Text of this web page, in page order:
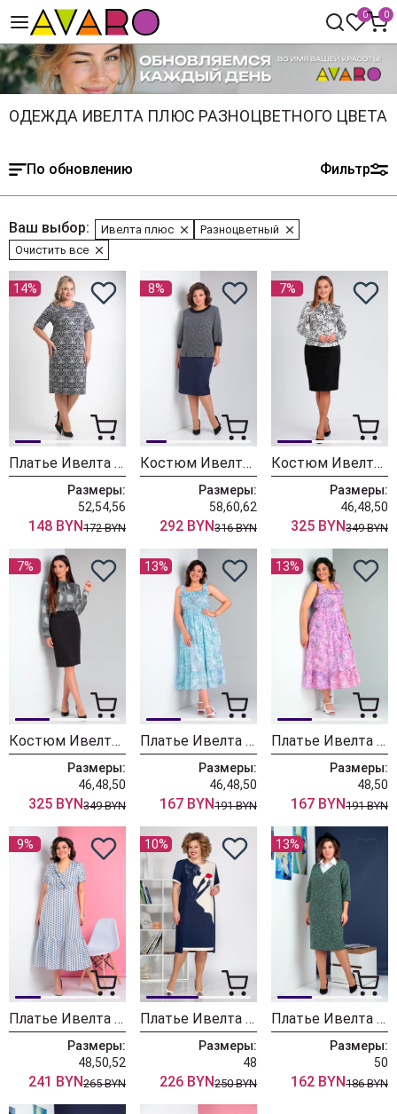
0 0
ОДЕЖДА ИВЕЛТА ПЛЮС РАЗНОЦВЕТНОГО ЦВЕТА
По обновлению Фильтр
Ваш выбор: Ивелта плюс
Разноцветный
Очистить все
14%
Платье Ивелта плюс ИВ-1829
Размеры:
52,54,56
148 BYN172 BYN
8%
Костюм Ивелта плюс ИВ-2550
Размеры:
58,60,62
292 BYN316 BYN
7%
Костюм Ивелта плюс ИВ-2552 светлая
Размеры:
46,48,50
325 BYN349 BYN
7%
Костюм Ивелта плюс ИВ-2552
Размеры:
46,48,50
325 BYN349 BYN
13%
Платье Ивелта плюс ИВ-1826 бирюза
Размеры:
46,48,50
167 BYN191 BYN
13%
Платье Ивелта плюс ИВ-1826 розовый
Размеры:
48,50
167 BYN191 BYN
9%
Платье Ивелта плюс ИВ-1822
Размеры:
48,50,52
241 BYN265 BYN
10%
Платье Ивелта плюс ИВ-1821
Размеры:
48
226 BYN250 BYN
13%
Платье Ивелта плюс 1799
Размеры:
50
162 BYN186 BYN